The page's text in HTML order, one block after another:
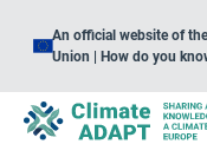
An official website of
Union | How do you